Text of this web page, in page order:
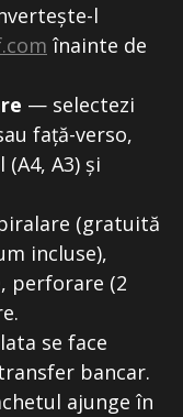
l
înainte de
— selectezi
față-verso,
A3) și
(gratuită
incluse),
perforare (2
se face
bancar.
ajunge în